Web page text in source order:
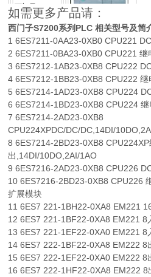
西门子PLC
S7-200CN系
列 西门子PLC
如需更多产品请：
西门子S7200系列PLC 相关型号及简
1 6ES7211-0AA23-0XB0 CPU221
2 6ES7211-0BA23-0XB0 CPU221 继
3 6ES7212-1AB23-0XB8 CPU222
4 6ES7212-1BB23-0XB8 CPU222
5 6ES7214-1AD23-0XB8 CPU224
6 6ES7214-1BD23-0XB8 CPU224
7 6ES7214-2AD23-0XB8
CPU224XPDC/DC/DC,14DI/
8 6ES7214-2BD23-0XB8 CPU224XP
出,14DI/10DO,2AI/1AO
9 6ES7216-2AD23-0XB8 CPU226
10 6ES7216-2BD23-0XB8 CPU226
扩展模块
11 6ES7 221-1BH22-0XA8 EM221
12 6ES7 221-1BF22-0XA8 EM221 8
13 6ES7 221-1EF22-0XA0 EM221 8
14 6ES7 222-1BF22-0XA8 EM222 8
15 6ES7 222-1EF22-0XA0 EM222 8
16 6ES7 222-1HF22-0XA8 EM222 8